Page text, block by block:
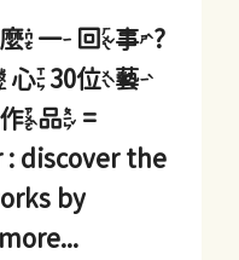
一回事?
30位藝
品 =
: discover the
by